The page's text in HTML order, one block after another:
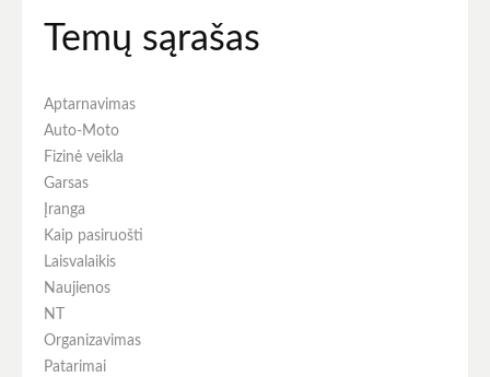
Temų sąrašas
Aptarnavimas
Auto-Moto
Fizinė veikla
Garsas
Įranga
Kaip pasiruošti
Laisvalaikis
Naujienos
NT
Organizavimas
Patarimai